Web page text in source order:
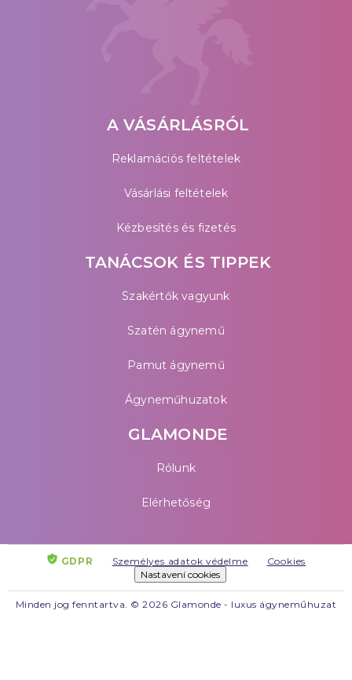
A VÁSÁRLÁSRÓL
Reklamációs feltételek
Vásárlási feltételek
Kézbesítés és fizetés
TANÁCSOK ÉS TIPPEK
Szakértők vagyunk
Szatén ágynemű
Pamut ágynemű
Ágyneműhuzatok
GLAMONDE
Rólunk
Elérhetőség
GDPR Személyes adatok védelme
Cookies
Nastavení cookies
Minden jog fenntartva. © 2026 Glamonde - luxus ágyneműhuzat